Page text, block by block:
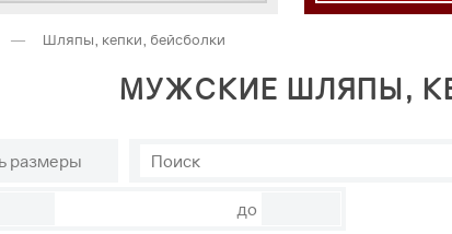
— Шляпы, кепки, бейсболки
МУЖСКИЕ ШЛЯПЫ,
размеры
до